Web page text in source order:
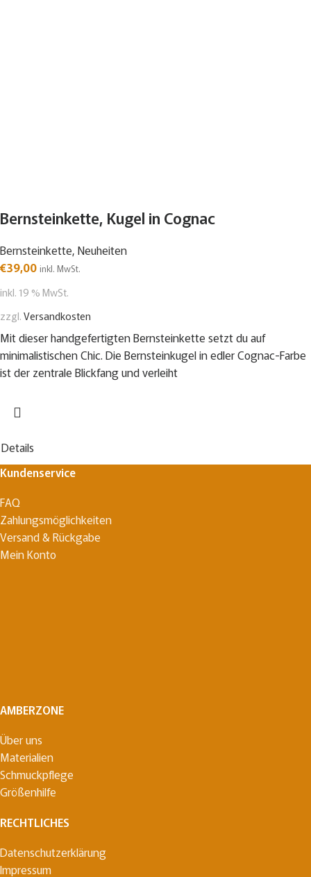
Bernsteinkette, Kugel in Cognac
Bernsteinkette, Neuheiten
€39,00 inkl. MwSt.
inkl. 19 % MwSt.
zzgl.Versandkosten
Mit dieser handgefertigten Bernsteinkette setzt du auf
minimalistischen Chic. Die Bernsteinkugel in edler Cognac-Farbe
ist der zentrale Blickfang und verleiht
Details
Kundenservice
FAQ
Zahlungsmöglichkeiten
Versand & Rückgabe
Mein Konto
AMBERZONE
Über uns
Materialien
Schmuckpflege
Größenhilfe
RECHTLICHES
Datenschutzerklärung
Impressum